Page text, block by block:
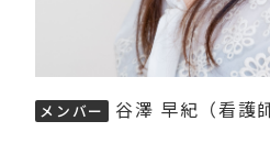
メンバー 谷澤 早紀（看護